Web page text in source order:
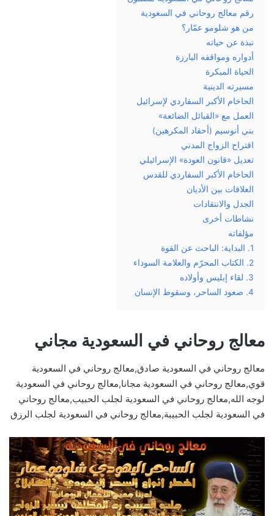
رقم معالج روحاني في السعودية
من هو شلومو عمّار؟
نبذة عن حياته
أدواره ومواقفه البارزة
الحياة المبكرة
مسيرته الدينية
الحاخام الأكبر السفاردي لإسرائيل
العمل مع «القبائل الضائعة»
بني أنوسيم (أحفاد المكرهين)
اقتراح الزواج المدني
تعديل «قانون العودة» الإسرائيلي
الحاخام الأكبر السفاردي للقدس
العلاقات بين الأديان
الجدل والانتقادات
نشاطات أخرى
مؤلفاته
1. البداية: الباحث عن القوة
2. الكتاب المحرّم والعلامة السوداء
3. لقاء إبليس وأولاده
4. صعود الساحر، وسقوط الإنسان
معالج روحاني في السعودية مجاني
معالج روحاني في السعودية صادق,معالج روحاني في السعودية
قوي,معالج روحاني في السعودية مجانا,معالج روحاني في السعودية
لوجه الله,معالج روحاني في السعودية لجلب الحبيب,معالج روحاني
في السعودية لجلب الحبيبة,معالج روحاني في السعودية لجلب الرزق